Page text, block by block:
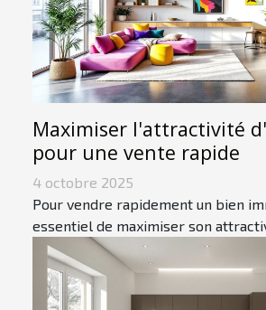
Maximiser l'attractivité
pour une vente rapide
4 octobre 2025
Pour vendre rapidement un bien
essentiel de maximiser son